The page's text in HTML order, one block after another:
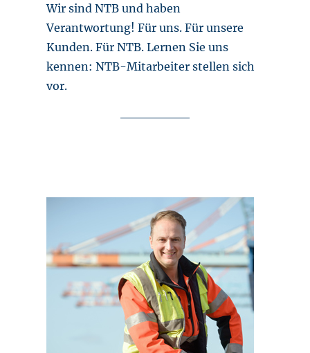
Wir sind NTB und haben
Verantwortung! Für uns. Für unsere
Kunden. Für NTB. Lernen Sie uns
kennen: NTB-Mitarbeiter stellen sich
vor.